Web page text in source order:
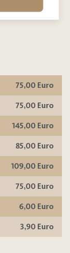
75,00 Euro
75,00 Euro
145,00 Euro
85,00 Euro
109,00 Euro
75,00 Euro
6,00 Euro
3,90 Euro